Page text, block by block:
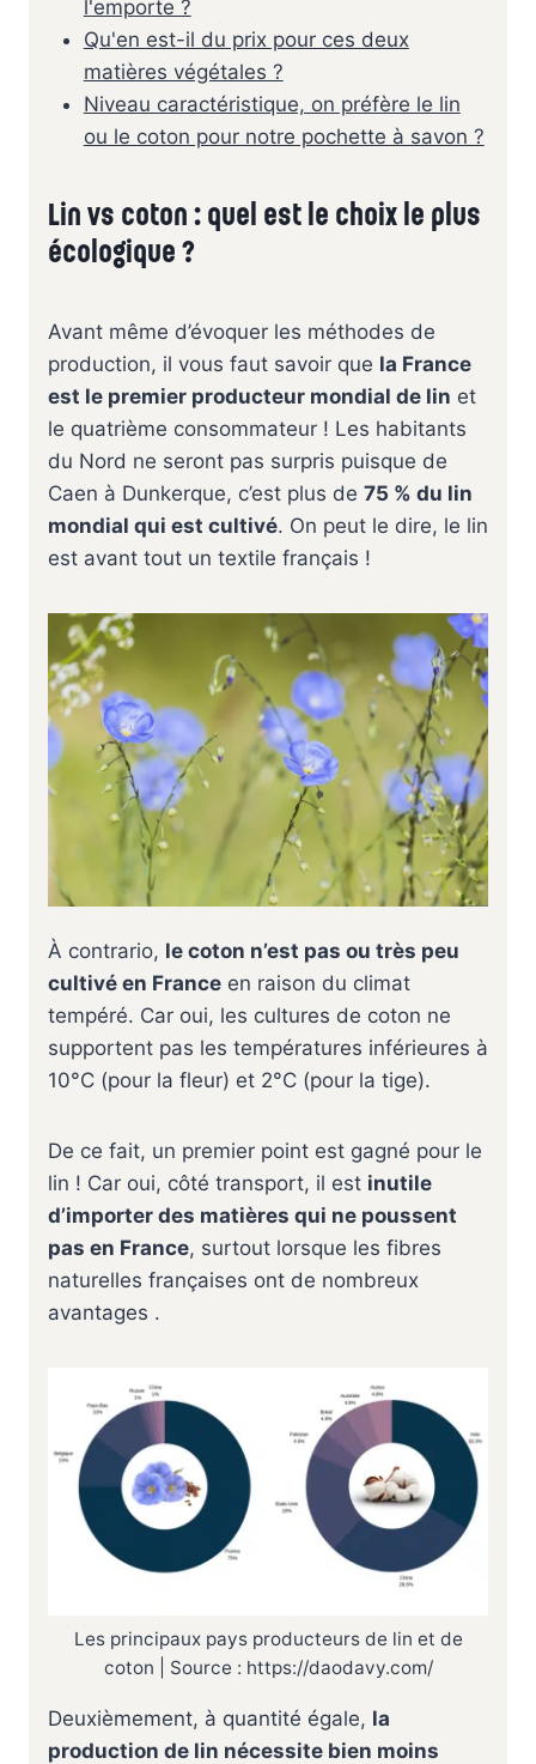
l'emporte ?
Qu'en est-il du prix pour ces deux
matières végétales ?
Niveau caractéristique, on préfère le lin
ou le coton pour notre pochette à savon ?
Lin vs coton : quel est le choix le plus
écologique ?
Avant même d’évoquer les méthodes de
production, il vous faut savoir que la France
est le premier producteur mondial de lin et
le quatrième consommateur ! Les habitants
du Nord ne seront pas surpris puisque de
Caen à Dunkerque, c’est plus de 75 % du lin
mondial qui est cultivé. On peut le dire, le lin
est avant tout un textile français !
À contrario, le coton n’est pas ou très peu
cultivé en France en raison du climat
tempéré. Car oui, les cultures de coton ne
supportent pas les températures inférieures à
10°C (pour la fleur) et 2°C (pour la tige).
De ce fait, un premier point est gagné pour le
lin ! Car oui, côté transport, il est inutile
d’importer des matières qui ne poussent
pas en France, surtout lorsque les fibres
naturelles françaises ont de nombreux
avantages .
Les principaux pays producteurs de lin et de
coton | Source : https://daodavy.com/
Deuxièmement, à quantité égale, la
production de lin nécessite bien moins